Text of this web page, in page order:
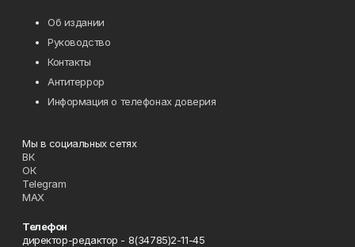
Об издании
Руководство
Контакты
Антитеррор
Информация о телефонах доверия
Мы в социальных сетях
ВК
ОК
Telegram
MAX
Телефон
директор-редактор - 8(34785)2-11-45